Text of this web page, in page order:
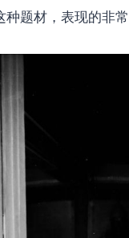
种题材，表现的非常